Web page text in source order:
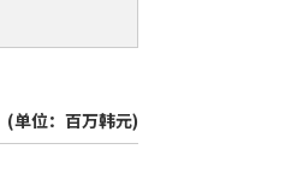
(单位：百万韩元)